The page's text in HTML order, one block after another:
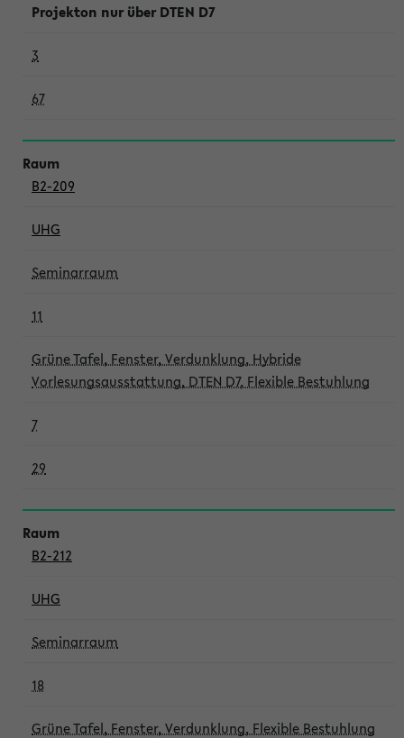
Projekton nur über DTEN D7
3
67
B2-209
UHG
Seminarraum
11
Grüne Tafel, Fenster, Verdunklung, Hybride
Vorlesungsausstattung, DTEN D7, Flexible Bestuhlung
7
29
B2-212
UHG
Seminarraum
18
Grüne Tafel, Fenster, Verdunklung, Flexible Bestuhlung